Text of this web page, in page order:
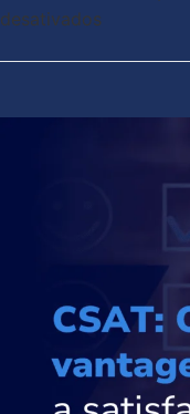
desativados